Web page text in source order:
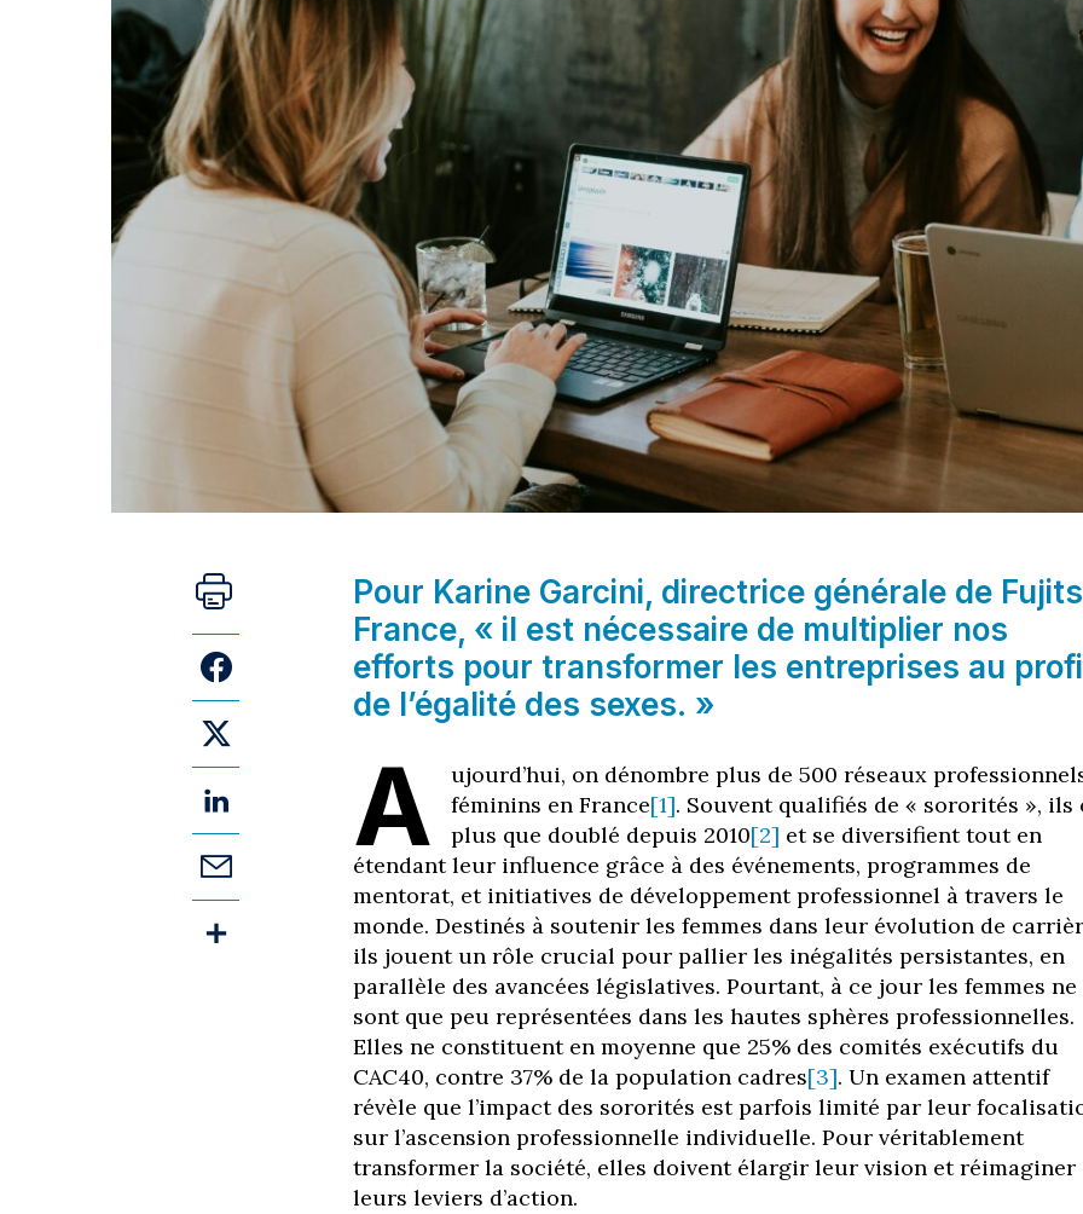
Pour Karine Garcini, directrice générale de
France, « il est nécessaire de multiplier nos
efforts pour transformer les entreprises au
de l’égalité des sexes. »
A
ujourd’hui, on dénombre plus de 500 réseaux
féminins en France[1]. Souvent qualifiés de « sororités », ils
plus que doublé depuis 2010[2] et se diversifient tout en
étendant leur influence grâce à des événements, programmes de
mentorat, et initiatives de développement professionnel à travers le
monde. Destinés à soutenir les femmes dans leur évolution de
ils jouent un rôle crucial pour pallier les inégalités persistantes, en
parallèle des avancées législatives. Pourtant, à ce jour les femmes ne
sont que peu représentées dans les hautes sphères professionnelles.
Elles ne constituent en moyenne que 25% des comités exécutifs du
CAC40, contre 37% de la population cadres[3]. Un examen attentif
révèle que l’impact des sororités est parfois limité par leur
sur l’ascension professionnelle individuelle. Pour véritablement
transformer la société, elles doivent élargir leur vision et réimaginer
leurs leviers d’action.